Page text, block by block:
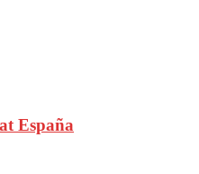
España